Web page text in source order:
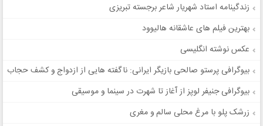
زندگینامه استاد شهریار شاعر برجسته تبریزی
بهترین فیلم های عاشقانه هالیوود
عکس نوشته انگلیسی
بیوگرافی پرستو صالحی بازیگر ایرانی: ناگفته هایی از ازدواج و کشف حجاب
بیوگرافی جنیفر لوپز از آغاز تا شهرت در سینما و موسیقی
زرشک پلو با مرغ محلی سالم و مغری